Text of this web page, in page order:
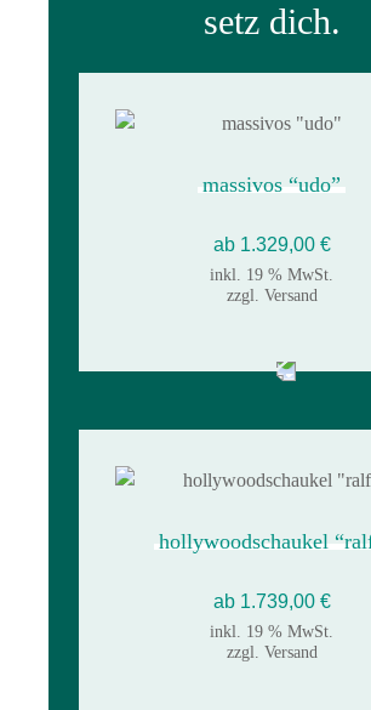
setz dich.
massivos “udo”
ab 1.329,00 €
inkl. 19 % MwSt.
zzgl. Versand
hollywoodschaukel
ab 1.739,00 €
inkl. 19 % MwSt.
zzgl. Versand